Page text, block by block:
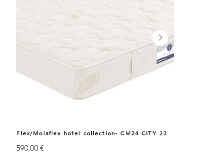
Flex/Molaflex hotel collection- CM24 CITY 23
Precio
590,00 €